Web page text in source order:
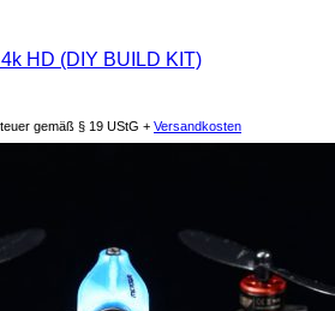
HD (DIY BUILD KIT)
gemäß § 19 UStG + Versandkosten